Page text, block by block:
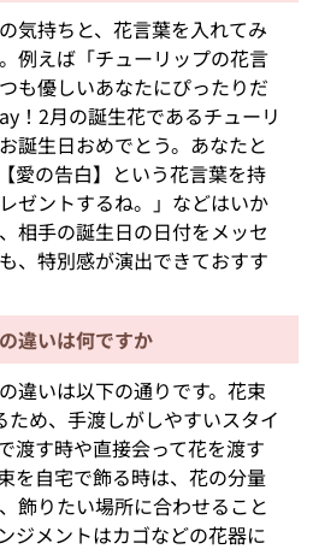
気持ちと、花言葉を入れてみ
例えば「チューリップの花言
も優しいあなたにぴったりだ
！2月の誕生花であるチューリ
誕生日おめでとう。あなたと
愛の告白】という花言葉を持
ゼントするね。」などはいか
相手の誕生日の日付をメッセ
、特別感が演出できておすす
違いは何ですか
違いは以下の通りです。花束
め、手渡しがしやすいスタイ
渡す時や直接会って花を渡す
を自宅で飾る時は、花の分量
飾りたい場所に合わせること
ジメントはカゴなどの花器に